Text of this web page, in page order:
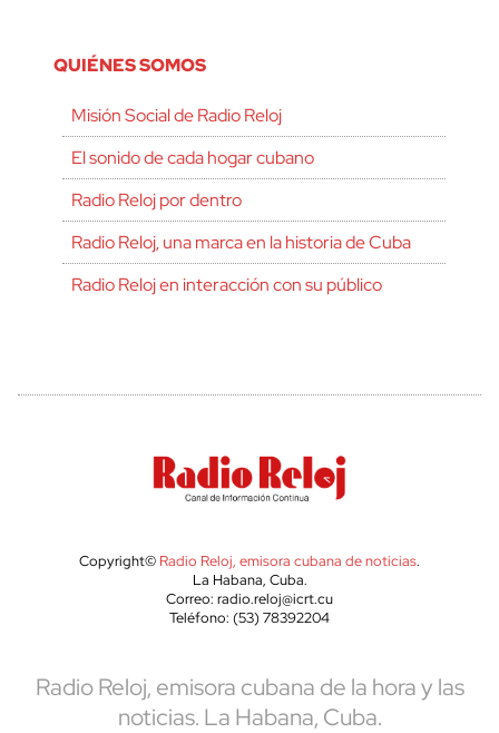
QUIÉNES SOMOS
Misión Social de Radio Reloj
El sonido de cada hogar cubano
Radio Reloj por dentro
Radio Reloj, una marca en la historia de Cuba
Radio Reloj en interacción con su público
Copyright© Radio Reloj, emisora cubana de noticias.
La Habana, Cuba.
Correo: radio.reloj@icrt.cu
Teléfono: (53) 78392204
Radio Reloj, emisora cubana de la hora y las
noticias. La Habana, Cuba.